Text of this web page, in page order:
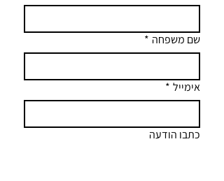
שם משפחה *
אימייל *
כתבו הודעה